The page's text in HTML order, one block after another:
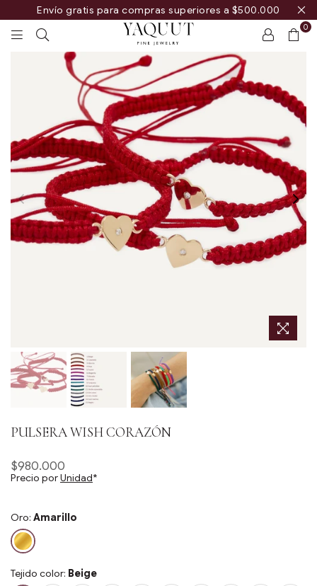
Envío gratis para compras superiores a $500.000
YAQUUT
0
PULSERA WISH CORAZÓN
Precio
habitual
$980.000
Precio porUnidad*
Oro: Amarillo
Tejido color: Beige